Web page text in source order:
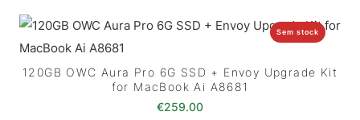
Sem stock
120GB OWC Aura Pro 6G SSD + Envoy Upgrade Kit
for MacBook Ai A8681
€259.00